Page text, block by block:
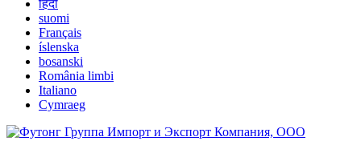
हिंदी
suomi
Français
íslenska
bosanski
România limbi
Italiano
Cymraeg